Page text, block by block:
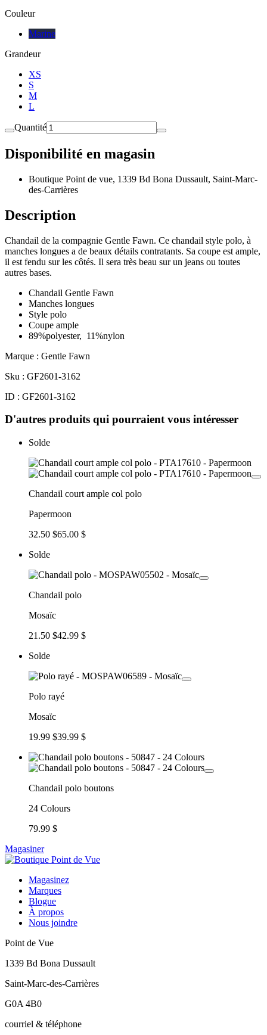
Couleur
Marine
Grandeur
XS
S
M
L
Quantité
Disponibilité en magasin
Boutique Point de vue, 1339 Bd Bona Dussault, Saint-Marc-
des-Carrières
Description
Chandail de la compagnie Gentle Fawn. Ce chandail style polo, à
manches longues a de beaux détails contratants. Sa coupe est ample,
il est fendu sur les côtés. Il sera très beau sur un jeans ou toutes
autres bases.
Chandail Gentle Fawn
Manches longues
Style polo
Coupe ample
89%polyester, 11%nylon
Marque : Gentle Fawn
Sku : GF2601-3162
ID : GF2601-3162
D'autres produits qui pourraient vous intéresser
Solde
Chandail court ample col polo
Papermoon
32.50 $65.00 $
Solde
Chandail polo
Mosaïc
21.50 $42.99 $
Solde
Polo rayé
Mosaïc
19.99 $39.99 $
Chandail polo boutons
24 Colours
79.99 $
Magasiner
Magasinez
Marques
Blogue
À propos
Nous joindre
Point de Vue
1339 Bd Bona Dussault
Saint-Marc-des-Carrières
G0A 4B0
courriel & téléphone